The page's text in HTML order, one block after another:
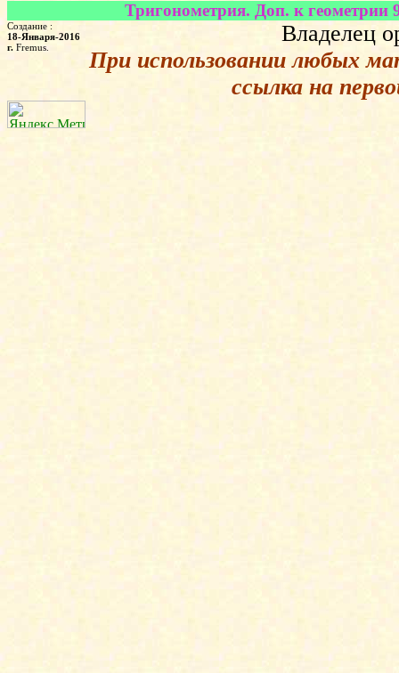
Тригонометрия. Доп. к геометрии
Создание :
18-Января-2016
г. Fremus.
Владелец
При использовании любых
ссылка на